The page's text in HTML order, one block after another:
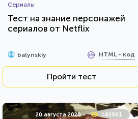
Сериалы
Тест на знание персонажей
сериалов от Netflix
balynskiy HTML - код
Пройти тест
20 августа 2020 182061